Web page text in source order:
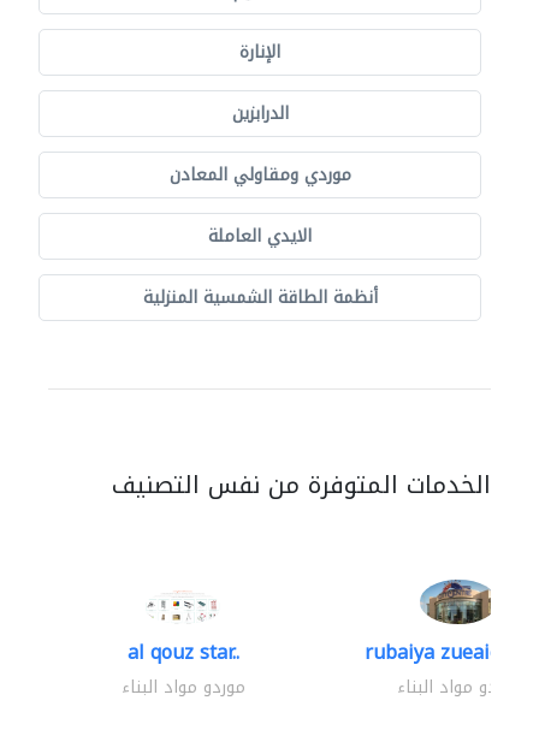
الإنارة
الدرابزين
موردي ومقاولي المعادن
الايدي العاملة
أنظمة الطاقة الشمسية المنزلية
الخدمات المتوفرة من نفس التصنيف
al qouz star..
موردو مواد البناء
rubaiya zueaid
موردو مواد البناء